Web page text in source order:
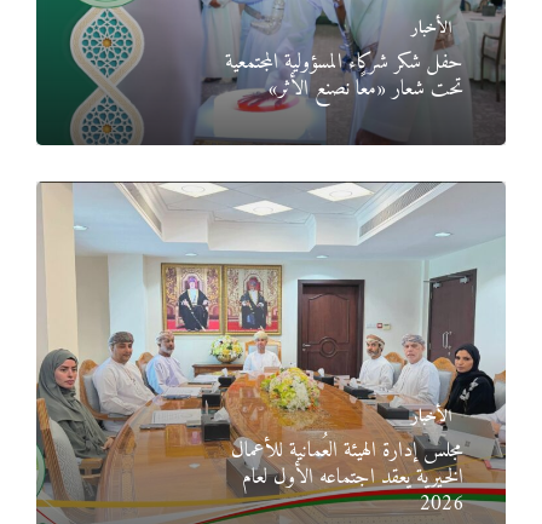
الأخبار
حفل شكر شركاء المسؤولية المجتمعية
تحت شعار «معًا نصنع الأثر»
الأخبار
مجلس إدارة الهيئة العُمانية للأعمال
الخيرية يعقد اجتماعه الأول لعام
2026